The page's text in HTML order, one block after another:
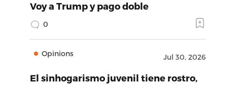
Voy a Trump y pago doble
0
Opinions Jul 30, 2026
El sinhogarismo juvenil tiene rostro,